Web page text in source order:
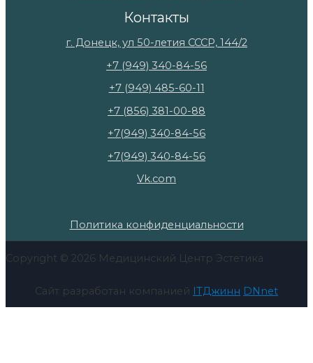
Контакты
г. Донецк, ул 50-летия СССР, 144/2
+7 (949) 340-84-56
+7 (949) 485-60-11
+7 (856) 381-00-88
+7(949) 340-84-56
+7(949) 340-84-56
Vk.com
Политика конфиденциальности
Copyright © 2026 Медицинский Центр Эстетика
Сайт разработан компанией ITДжинн DNnet